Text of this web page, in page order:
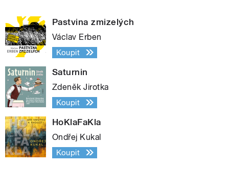
Pastvina zmizelých
Václav Erben
Koupit
Saturnin
Zdeněk Jirotka
Koupit
HoKlaFaKla
Ondřej Kukal
Koupit